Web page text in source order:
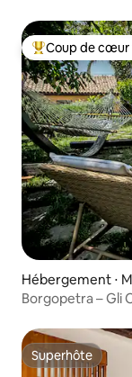
Coups de cœur
Coup de cœur
Hébergement ⋅
Borgopetra – Gli
Superhôte
Superhôte